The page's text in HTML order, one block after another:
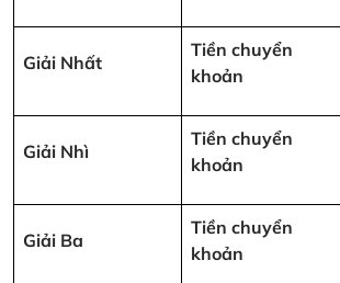
Giải Nhất
Tiền chuyển
khoản
Giải Nhì
Tiền chuyển
khoản
Giải Ba
Tiền chuyển
khoản